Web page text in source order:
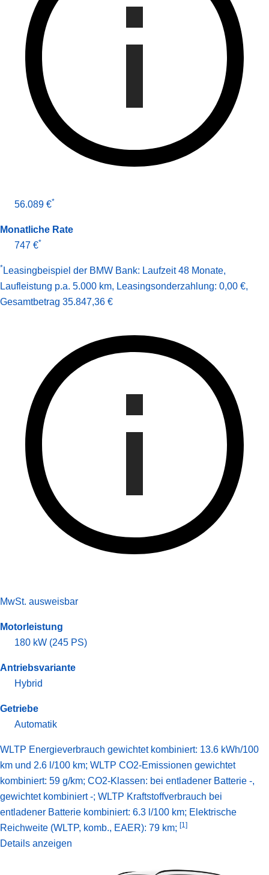
56.089 €*
Monatliche Rate
747 €*
* Leasingbeispiel der BMW Bank: Laufzeit 48 Monate,
Laufleistung p.a. 5.000 km, Leasingsonderzahlung: 0,00 €,
Gesamt­betrag 35.847,36 €
MwSt. ausweisbar
Motorleistung
180 kW (245 PS)
Antriebsvariante
Hybrid
Getriebe
Automatik
WLTP Energieverbrauch gewichtet kombiniert: 13.6 kWh/100
km und 2.6 l/100 km; WLTP CO2-Emissionen gewichtet
kombiniert: 59 g/km; CO2-Klassen: bei entladener Batterie -,
gewichtet kombiniert -; WLTP Kraftstoffverbrauch bei
entladener Batterie kombiniert: 6.3 l/100 km; Elektrische
Reichweite (WLTP, komb., EAER): 79 km; [1]
Details anzeigen